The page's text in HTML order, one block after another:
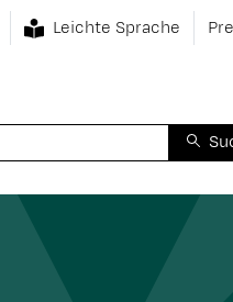
Leichte Sprache